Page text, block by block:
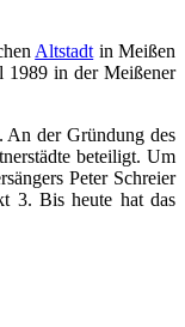
Altstadt in Meißen
1989 in der Meißener
An der Gründung des
beteiligt. Um
Peter Schreier
3. Bis heute hat das